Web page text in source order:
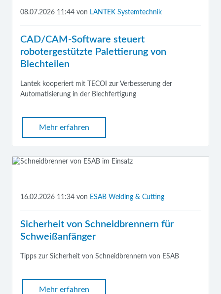
08.07.2026 11:44 von LANTEK Systemtechnik
CAD/CAM-Software steuert
robotergestützte Palettierung von
Blechteilen
Lantek kooperiert mit TECOI zur Verbesserung der
Automatisierung in der Blechfertigung
Mehr erfahren
16.02.2026 11:34 von ESAB Welding & Cutting
Sicherheit von Schneidbrennern für
Schweißanfänger
Tipps zur Sicherheit von Schneidbrennern von ESAB
Mehr erfahren